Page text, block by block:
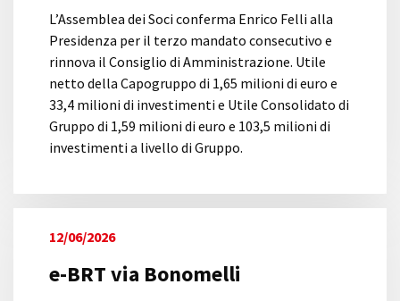
L’Assemblea dei Soci conferma Enrico Felli alla
Presidenza per il terzo mandato consecutivo e
rinnova il Consiglio di Amministrazione. Utile
netto della Capogruppo di 1,65 milioni di euro e
33,4 milioni di investimenti e Utile Consolidato di
Gruppo di 1,59 milioni di euro e 103,5 milioni di
investimenti a livello di Gruppo.
12/06/2026
e-BRT via Bonomelli